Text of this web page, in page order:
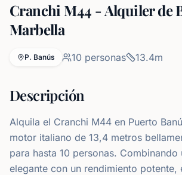
Cranchi M44 - Alquiler de
Marbella
P. Banús 10 personas 13.4m
Descripción
Alquila el Cranchi M44 en Puerto
motor italiano de 13,4 metros
para hasta 10 personas. Combinando
elegante con un rendimiento potente,